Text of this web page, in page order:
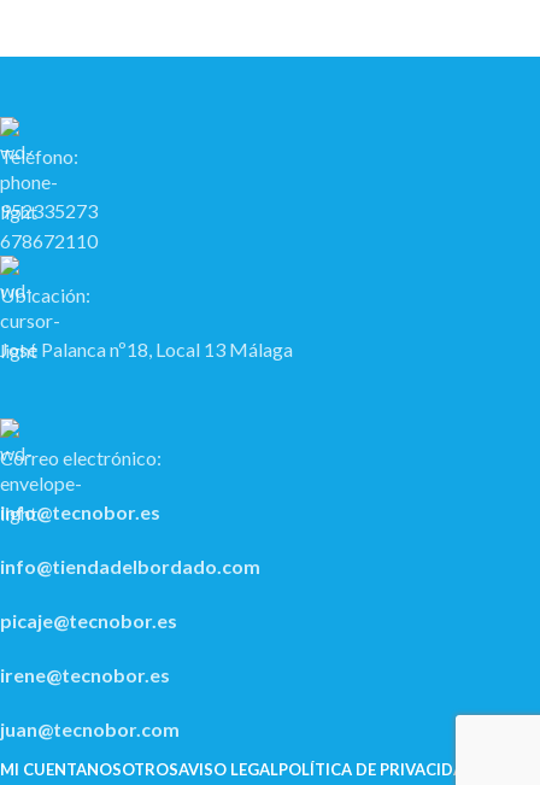
Teléfono:
952335273
678672110
Ubicación:
José Palanca nº18, Local 13 Málaga
Correo electrónico:
info@tecnobor.es
info@tiendadelbordado.com
picaje@tecnobor.es
irene@tecnobor.es
juan@tecnobor.com
MI CUENTANOSOTROSAVISO LEGALPOLÍ­TICA DE PRIVACIDAD